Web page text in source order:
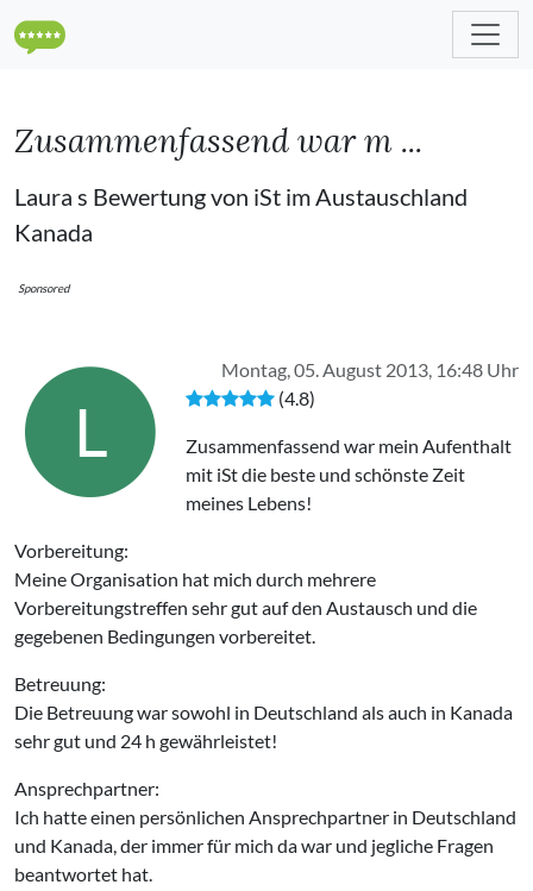
Zusammenfassend war m ...
Laura s Bewertung von iSt im Austauschland
Kanada
Sponsored
L
Montag, 05. August 2013, 16:48 Uhr
(4.8)
Zusammenfassend war mein Aufenthalt
mit iSt die beste und schönste Zeit
meines Lebens!
Vorbereitung:
Meine Organisation hat mich durch mehrere
Vorbereitungstreffen sehr gut auf den Austausch und die
gegebenen Bedingungen vorbereitet.
Betreuung:
Die Betreuung war sowohl in Deutschland als auch in Kanada
sehr gut und 24 h gewährleistet!
Ansprechpartner:
Ich hatte einen persönlichen Ansprechpartner in Deutschland
und Kanada, der immer für mich da war und jegliche Fragen
beantwortet hat.